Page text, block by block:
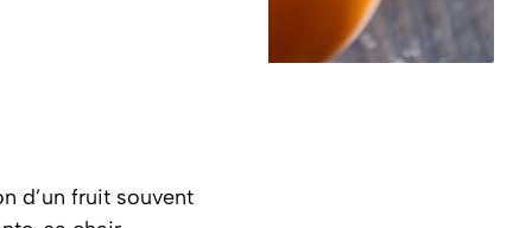
d’un fruit souvent